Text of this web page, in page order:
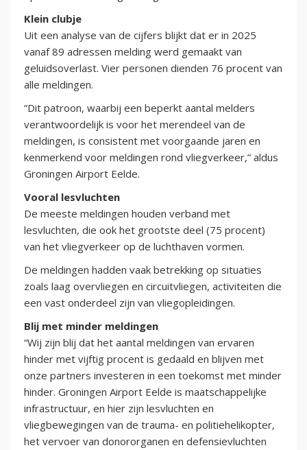
Klein clubje
Uit een analyse van de cijfers blijkt dat er in 2025
vanaf 89 adressen melding werd gemaakt van
geluidsoverlast. Vier personen dienden 76 procent van
alle meldingen.
“Dit patroon, waarbij een beperkt aantal melders
verantwoordelijk is voor het merendeel van de
meldingen, is consistent met voorgaande jaren en
kenmerkend voor meldingen rond vliegverkeer,” aldus
Groningen Airport Eelde.
Vooral lesvluchten
De meeste meldingen houden verband met
lesvluchten, die ook het grootste deel (75 procent)
van het vliegverkeer op de luchthaven vormen.
De meldingen hadden vaak betrekking op situaties
zoals laag overvliegen en circuitvliegen, activiteiten die
een vast onderdeel zijn van vliegopleidingen.
Blij met minder meldingen
“Wij zijn blij dat het aantal meldingen van ervaren
hinder met vijftig procent is gedaald en blijven met
onze partners investeren in een toekomst met minder
hinder. Groningen Airport Eelde is maatschappelijke
infrastructuur, en hier zijn lesvluchten en
vliegbewegingen van de trauma- en politiehelikopter,
het vervoer van donororganen en defensievluchten